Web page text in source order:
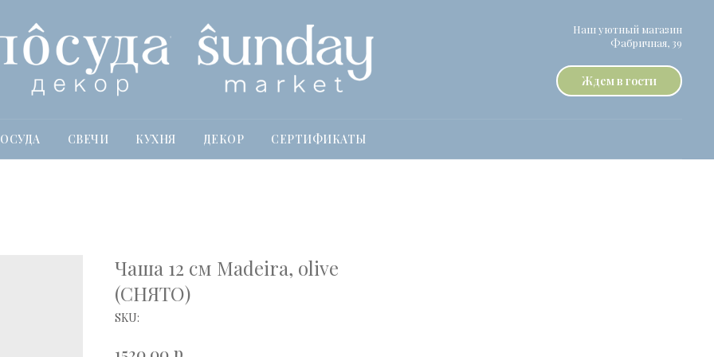
Наш уютный магазин
Фабричная, 39
Ждем в гости
СВЕЧИ КУХНЯ ДЕКОР СЕРТИФИКАТЫ
Чаша 12 см Madeira, olive
(СНЯТО)
SKU: